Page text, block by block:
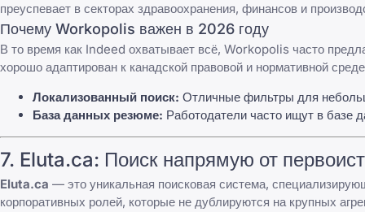
преуспевает в секторах здравоохранения, финансов и
Почему Workopolis важен в 2026 году
В то время как Indeed охватывает всё, Workopolis часто
хорошо адаптирован к канадской правовой и нормативной
Локализованный поиск: Отличные фильтры для
База данных резюме: Работодатели часто ищут в базе
7. Eluta.ca: Поиск напрямую от
Eluta.ca — это уникальная поисковая система,
корпоративных ролей, которые не дублируются на крупных